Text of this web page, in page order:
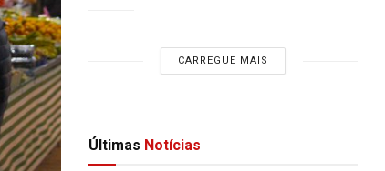
CARREGUE MAIS
Últimas Notícias